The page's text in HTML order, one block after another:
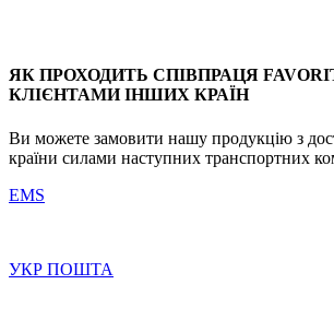
ЯК ПРОХОДИТЬ СПІВПРАЦЯ
КЛІЄНТАМИ ІНШИХ КРАЇН
Ви можете замовити нашу продукцію з
країни силами наступних транспортних
EMS
УКР ПОШТА